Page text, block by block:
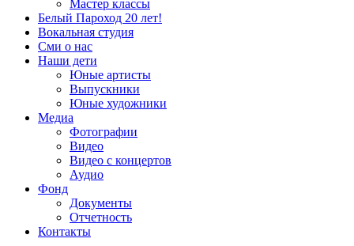
Мастер классы
Белый Пароход 20 лет!
Вокальная студия
Сми о нас
Наши дети
Юные артисты
Выпускники
Юные художники
Медиа
Фотографии
Видео
Видео с концертов
Аудио
Фонд
Документы
Отчетность
Контакты